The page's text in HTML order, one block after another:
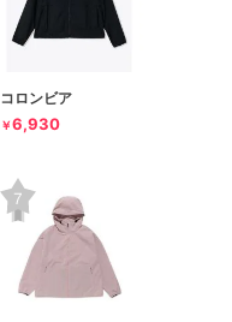
コロンビア
￥6,930